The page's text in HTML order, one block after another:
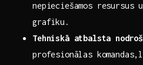
nepieciešamos
grafiku.
Tehniskā atbalsta
profesionālas